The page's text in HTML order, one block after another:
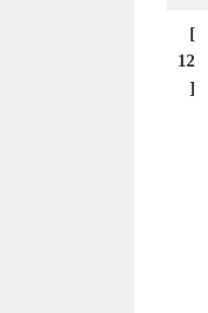
[
12
]